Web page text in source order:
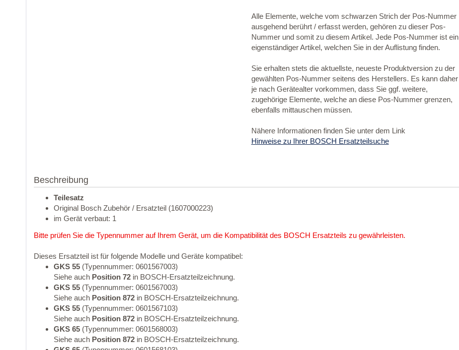
Alle Elemente, welche vom schwarzen Strich der Pos-Nummer
ausgehend berührt / erfasst werden, gehören zu dieser Pos-
Nummer und somit zu diesem Artikel. Jede Pos-Nummer ist ein
eigenständiger Artikel, welchen Sie in der Auflistung finden.
Sie erhalten stets die aktuellste, neueste Produktversion zu der
gewählten Pos-Nummer seitens des Herstellers. Es kann daher
je nach Gerätealter vorkommen, dass Sie ggf. weitere,
zugehörige Elemente, welche an diese Pos-Nummer grenzen,
ebenfalls mittauschen müssen.
Nähere Informationen finden Sie unter dem Link
Hinweise zu Ihrer BOSCH Ersatzteilsuche
Beschreibung
Teilesatz
Original Bosch Zubehör / Ersatzteil (1607000223)
im Gerät verbaut: 1
Bitte prüfen Sie die Typennummer auf Ihrem Gerät, um die Kompatibilität des BOSCH Ersatzteils zu gewährleisten.
Dieses Ersatzteil ist für folgende Modelle und Geräte kompatibel:
GKS 55 (Typennummer: 0601567003)
Siehe auch Position 72 in BOSCH-Ersatzteilzeichnung.
GKS 55 (Typennummer: 0601567003)
Siehe auch Position 872 in BOSCH-Ersatzteilzeichnung.
GKS 55 (Typennummer: 0601567103)
Siehe auch Position 872 in BOSCH-Ersatzteilzeichnung.
GKS 65 (Typennummer: 0601568003)
Siehe auch Position 872 in BOSCH-Ersatzteilzeichnung.